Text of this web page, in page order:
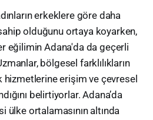
erkeklere göre daha
olduğunu ortaya koyarken,
eğilimin Adana'da da geçerli
bölgesel farklılıkların
hizmetlerine erişim ve çevresel
belirtiyorlar. Adana’da
ülke ortalamasının altında